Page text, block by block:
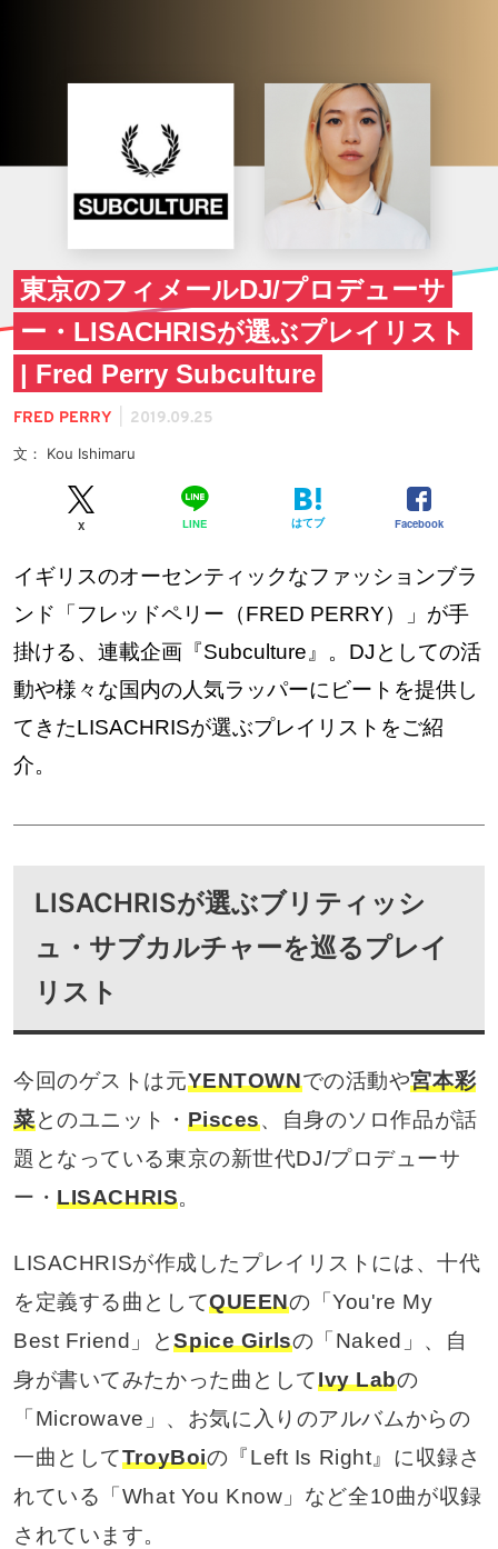
東京のフィメールDJ/プロデューサ
ー・LISACHRISが選ぶプレイリスト
| Fred Perry Subculture
FRED PERRY 2019.09.25
文： Kou Ishimaru
X LINE はてブ Facebook
イギリスのオーセンティックなファッションブラ
ンド「フレッドペリー（FRED PERRY）」が手
掛ける、連載企画『Subculture』。DJとしての活
動や様々な国内の人気ラッパーにビートを提供し
てきたLISACHRISが選ぶプレイリストをご紹
介。
LISACHRISが選ぶブリティッシ
ュ・サブカルチャーを巡るプレイ
リスト
今回のゲストは元YENTOWNでの活動や宮本彩
菜とのユニット・ Pisces、自身のソロ作品が話
題となっている東京の新世代DJ/プロデューサ
ー・LISACHRIS。
LISACHRISが作成したプレイリストには、十代
を定義する曲としてQUEENの「You're My
Best Friend」とSpice Girlsの「Naked」、自
身が書いてみたかった曲としてIvy Labの
「Microwave」、お気に入りのアルバムからの
一曲としてTroyBoiの『Left Is Right』に収録さ
れている「What You Know」など全10曲が収録
されています。